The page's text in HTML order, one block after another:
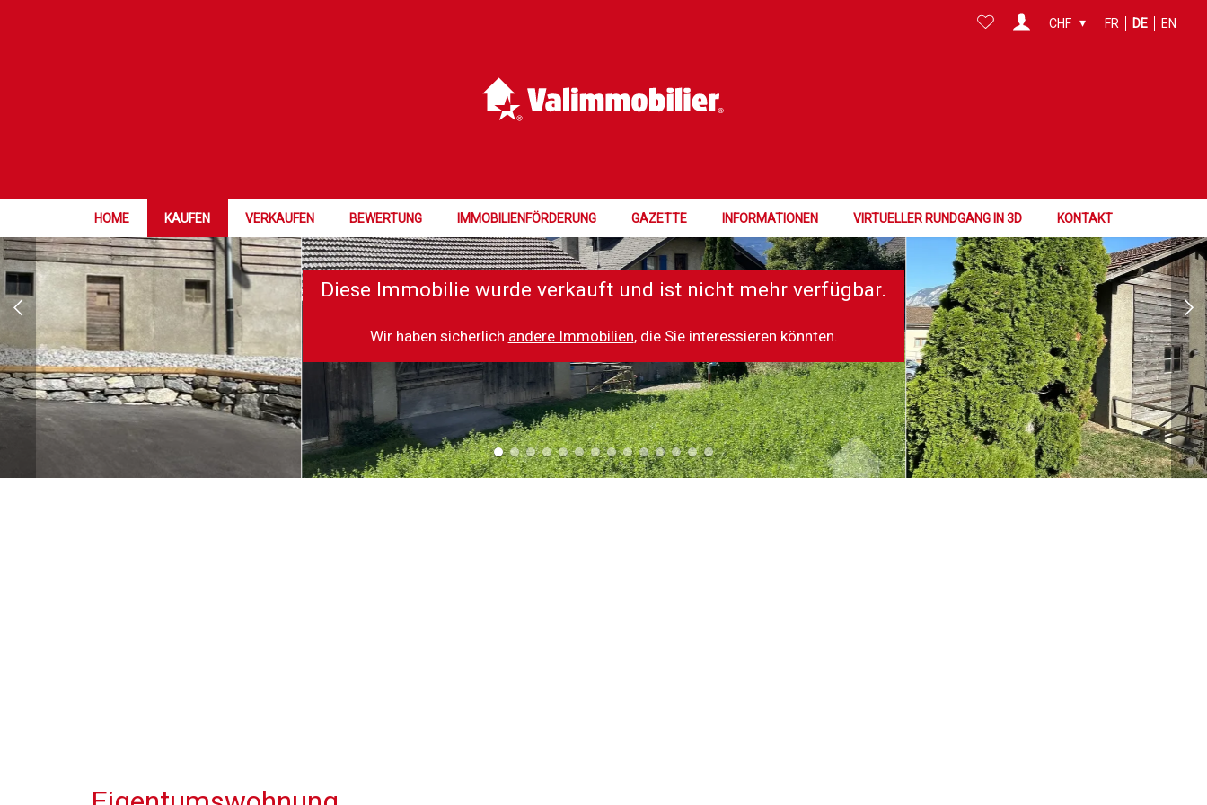
HOME KAUFEN VERKAUFEN BEWERTUNG IMMOBILIENFÖRDERUNG GAZETTE INFORMATIONEN VIRTUELLER RUNDGANG IN 3D KONTAKT
CHF FR DE EN
Diese Immobilie wurde verkauft und ist nicht mehr verfügbar.
Wir haben sicherlich andere Immobilien, die Sie interessieren könnten.